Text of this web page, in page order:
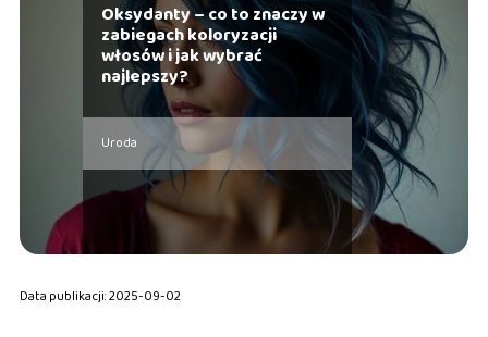
Oksydanty – co to znaczy w
zabiegach koloryzacji
włosów i jak wybrać
najlepszy?
Uroda
Data publikacji: 2025-09-02